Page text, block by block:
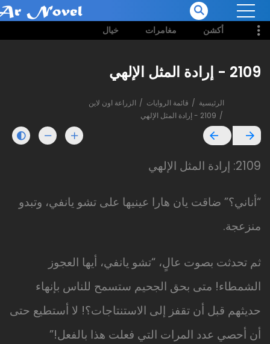
أكشن مغامرات خيال
2109 - إرادة المثل الإلهي
الرئيسية قائمة الروايات
الزراعة اون لاين
2109: إرادة المثل الإلهي
“أناني؟” ضاقت يان هارا عينيها على تشو يانفي، وتبدو
منزعجة.
ثم تحدثت بصوت عالٍ، “تشو يانفي، أيها العجوز
الشمطاء! متى بحق الجحيم ستسمح للناس بإنهاء
حديثهم قبل أن تقفز إلى الاستنتاجات؟! لا أستطيع حتى
أن أحصي عدد المرات التي فعلت هذا بالفعل!”